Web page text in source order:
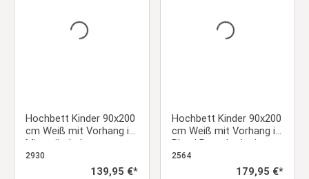
Hochbett Kinder 90x200
cm Weiß mit Vorhang in
Mintgrün | ohne
Lattenrost
2930
Regulärer Preis:
139,95 €*
Hochbett Kinder 90x200
cm Weiß mit Vorhang in
Blau | Rutsche | mit
Lattenrost
2564
Regulärer Preis:
179,95 €*